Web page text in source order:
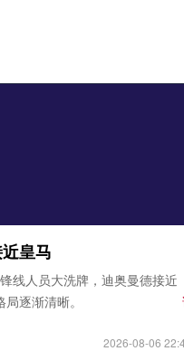
皇马
线人员大洗牌，迪奥曼德接近
逐渐清晰。
2026-08-06